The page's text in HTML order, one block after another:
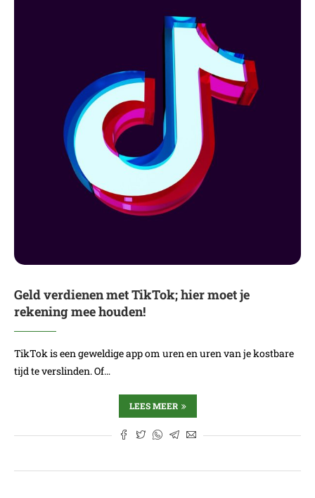
Geld verdienen met TikTok; hier moet je
rekening mee houden!
TikTok is een geweldige app om uren en uren van je kostbare
tijd te verslinden. Of…
LEES MEER